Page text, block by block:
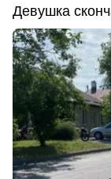
Девушка